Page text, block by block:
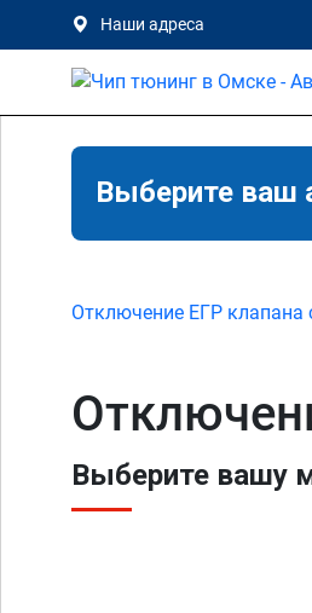
Наши адреса
Выберите ваш
Отключение ЕГР клапана
Выберите вашу